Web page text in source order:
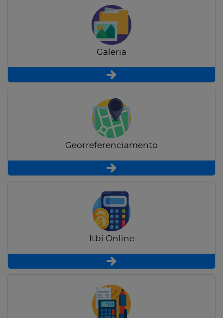
Galeria
Georreferenciamento
Itbi Online